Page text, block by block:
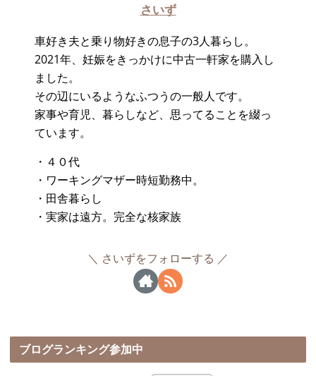
さいず
車好き夫と乗り物好きの息子の3人暮らし。
2021年、妊娠をきっかけに中古一軒家を購入し
ました。
その辺にいるようなふつうの一般人です。
家事や育児、暮らしなど、思ってることを綴っ
ています。
・４０代
・ワーキングマザー時短勤務中。
・田舎暮らし
・実家は遠方。完全な核家族
さいずをフォローする
ブログランキング参加中